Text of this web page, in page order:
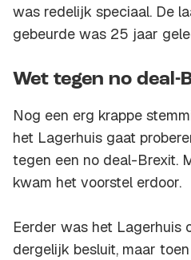
was redelijk speciaal. De
gebeurde was 25 jaar
Wet tegen no deal-
Nog een erg krappe
het Lagerhuis gaat
tegen een no deal-Brexit.
kwam het voorstel erdoor.
Eerder was het Lagerhuis
dergelijk besluit, maar